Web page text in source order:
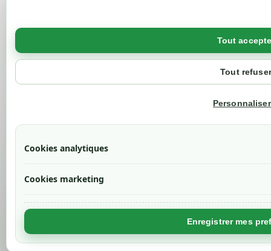
Tout
Tout refuser
Cookies analytiques
Cookies marketing
Enregistrer mes